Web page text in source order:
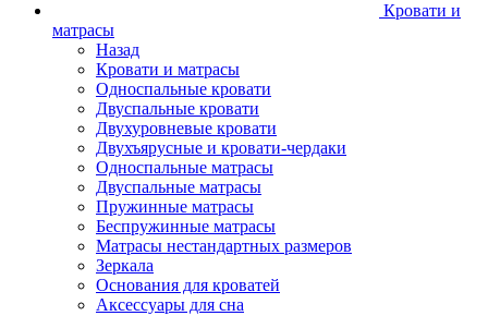
Кровати и
матрасы
Назад
Кровати и матрасы
Односпальные кровати
Двуспальные кровати
Двухуровневые кровати
Двухъярусные и кровати-чердаки
Односпальные матрасы
Двуспальные матрасы
Пружинные матрасы
Беспружинные матрасы
Матрасы нестандартных размеров
Зеркала
Основания для кроватей
Аксессуары для сна